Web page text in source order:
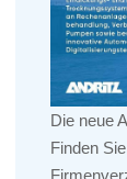
Die neue
Finden